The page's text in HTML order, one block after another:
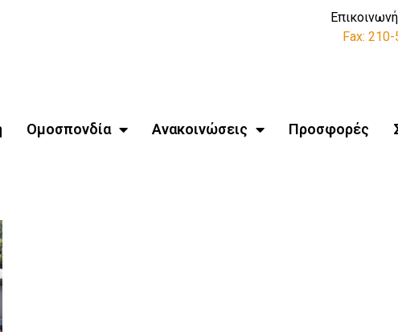
Fax:
Ομοσπονδία Ανακοινώσεις Προσφορές